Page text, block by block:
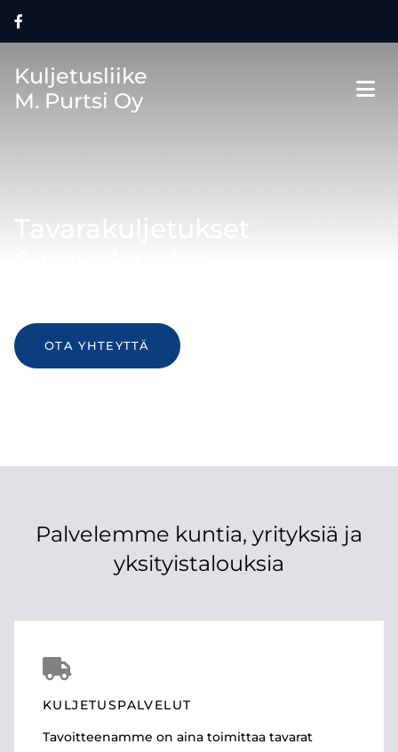
Kuljetusliike
M. Purtsi Oy
Tavarakuljetukset
OTA YHTEYTTÄ
Palvelemme kuntia, yrityksiä ja
yksityistalouksia

KULJETUSPALVELUT
Tavoitteenamme on aina toimittaa tavarat